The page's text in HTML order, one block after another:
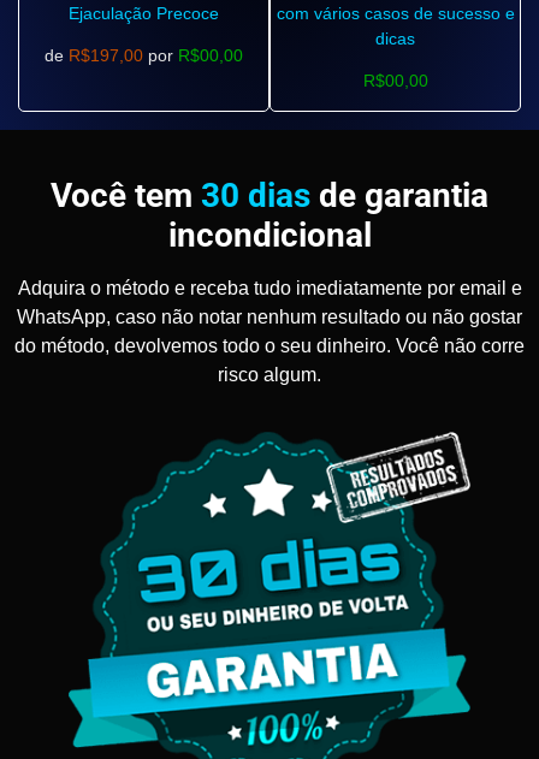
Ejaculação Precoce
de R$197,00 por R$00,00
com vários casos de sucesso e
dicas
R$00,00
Você tem 30 dias de garantia
incondicional
Adquira o método e receba tudo imediatamente por email e
WhatsApp, caso não notar nenhum resultado ou não gostar
do método, devolvemos todo o seu dinheiro. Você não corre
risco algum.